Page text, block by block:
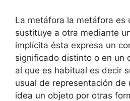
La metáfora la metáfora es
sustituye a otra mediante
implícita ésta expresa un
significado distinto o en un
al que es habitual es decir
usual de representación de
idea un objeto por otras